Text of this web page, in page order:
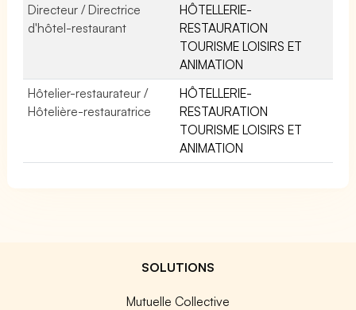
Directeur / Directrice
d'hôtel-restaurant
HÔTELLERIE-
RESTAURATION
TOURISME LOISIRS ET
ANIMATION
Hôtelier-restaurateur /
Hôtelière-restauratrice
HÔTELLERIE-
RESTAURATION
TOURISME LOISIRS ET
ANIMATION
SOLUTIONS
Mutuelle Collective